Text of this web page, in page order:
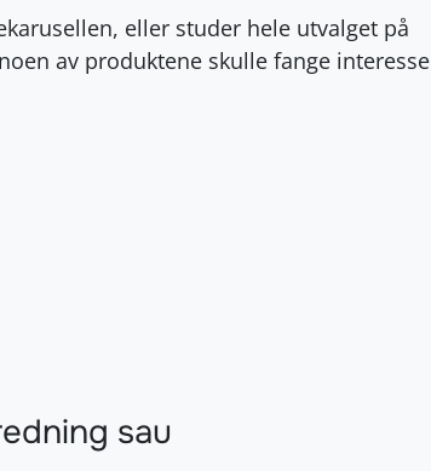
eller studer hele utvalget på
av produktene skulle fange
sau